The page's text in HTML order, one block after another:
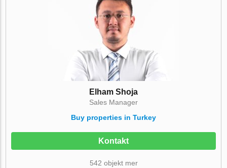
Elham Shoja
Sales Manager
Buy properties in Turkey
Kontakt
542 objekt mer